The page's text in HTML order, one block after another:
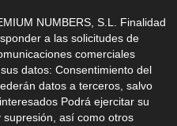
NUMBERS, S.L. Finalidad
a las solicitudes de
comerciales
datos: Consentimiento del
datos a terceros, salvo
Podrá ejercitar su
así como otros